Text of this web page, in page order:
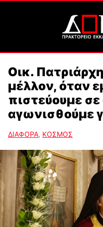
Οικ.
μέλλον, όταν
πιστεύουμε σε
αγωνισθούμε
ΔΙΑΦΟΡΑ, ΚΟΣΜΟΣ